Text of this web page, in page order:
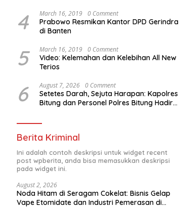
4 March 16, 2019 0 Comment
Prabowo Resmikan Kantor DPD Gerindra
di Banten
5 March 16, 2019 0 Comment
Video: Kelemahan dan Kelebihan All New
Terios
6 August 7, 2026 0 Comment
Setetes Darah, Sejuta Harapan: Kapolres
Bitung dan Personel Polres Bitung Hadir
Berita Kriminal
Ini adalah contoh deskripsi untuk widget recent
post wpberita, anda bisa memasukkan deskripsi
pada widget ini.
August 2, 2026
Noda Hitam di Seragam Cokelat: Bisnis Gelap
Vape Etomidate dan Industri Pemerasan di